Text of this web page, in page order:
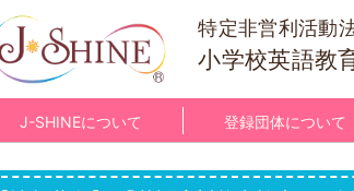
特定非営利活動
小学校英語教
J-SHINEについて 登録団体について